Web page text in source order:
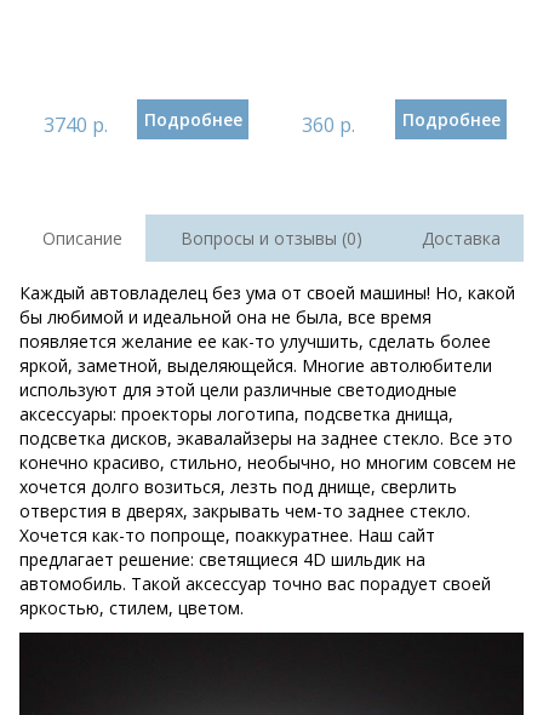
3740 р. Подробнее 360 р. Подробнее
Описание Вопросы и отзывы (0) Доставка
Каждый автовладелец без ума от своей машины! Но, какой
бы любимой и идеальной она не была, все время
появляется желание ее как-то улучшить, сделать более
яркой, заметной, выделяющейся. Многие автолюбители
используют для этой цели различные светодиодные
аксессуары: проекторы логотипа, подсветка днища,
подсветка дисков, экавалайзеры на заднее стекло. Все это
конечно красиво, стильно, необычно, но многим совсем не
хочется долго возиться, лезть под днище, сверлить
отверстия в дверях, закрывать чем-то заднее стекло.
Хочется как-то попроще, поаккуратнее. Наш сайт
предлагает решение: светящиеся 4D шильдик на
автомобиль. Такой аксессуар точно вас порадует своей
яркостью, стилем, цветом.